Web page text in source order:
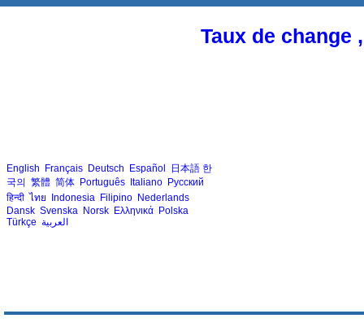
Taux de change
English Français Deutsch Español 日本語 한
국의 繁體 简体 Português Italiano Русский
हिन्दी ไทย Indonesia Filipino Nederlands
Dansk Svenska Norsk Ελληνικά Polska
Türkçe العربية